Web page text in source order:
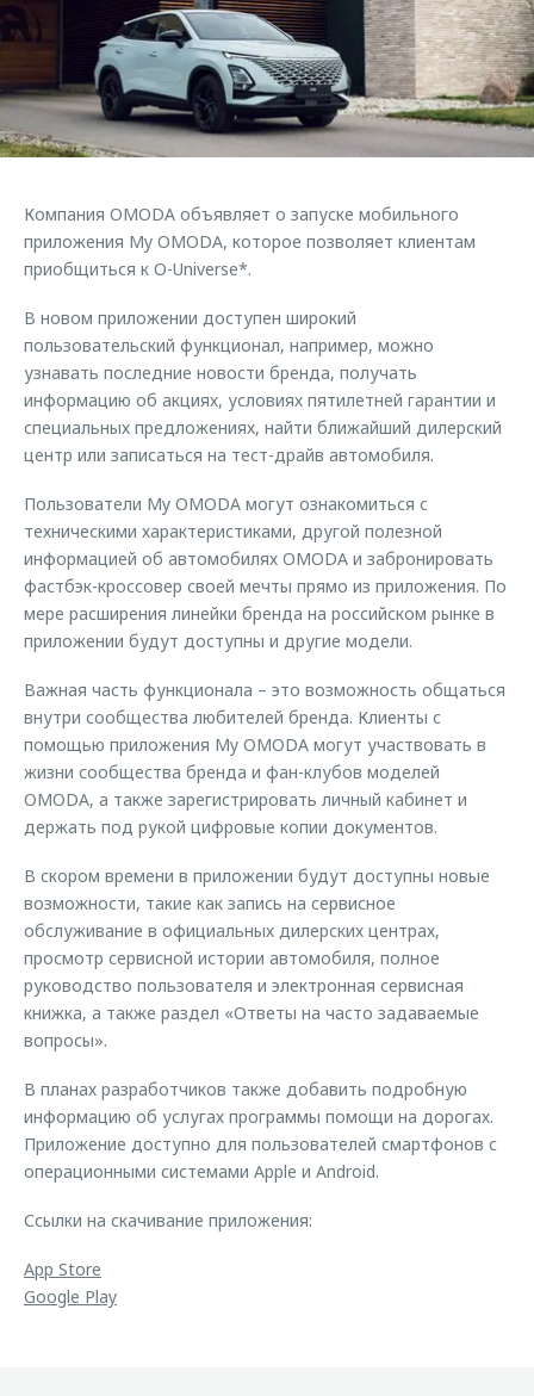
Страхование
Кредитный калькулятор
Аксессуары
Одежда и сувениры
Запчасти
Трейд-ин
Калькулятор трейд-ин
Клиентская поддержка
O&J Автоклуб
Клуб владельцев OMODA
Приложение O&J
Одежда и сувениры
Оригинальные аксессуары
Запчасти
Обратная связь
Компания OMODA объявляет о запуске мобильного
приложения My OMODA, которое позволяет клиентам
приобщиться к O-Universe*.
В новом приложении доступен широкий
пользовательский функционал, например, можно
узнавать последние новости бренда, получать
информацию об акциях, условиях пятилетней гарантии и
специальных предложениях, найти ближайший дилерский
центр или записаться на тест-драйв автомобиля.
Пользователи My OMODA могут ознакомиться с
техническими характеристиками, другой полезной
информацией об автомобилях OMODA и забронировать
фастбэк-кроссовер своей мечты прямо из приложения. По
мере расширения линейки бренда на российском рынке в
приложении будут доступны и другие модели.
Важная часть функционала – это возможность общаться
внутри сообщества любителей бренда. Клиенты с
помощью приложения My OMODA могут участвовать в
жизни сообщества бренда и фан-клубов моделей
OMODA, а также зарегистрировать личный кабинет и
держать под рукой цифровые копии документов.
В скором времени в приложении будут доступны новые
возможности, такие как запись на сервисное
обслуживание в официальных дилерских центрах,
просмотр сервисной истории автомобиля, полное
руководство пользователя и электронная сервисная
книжка, а также раздел «Ответы на часто задаваемые
вопросы».
В планах разработчиков также добавить подробную
информацию об услугах программы помощи на дорогах.
Приложение доступно для пользователей смартфонов с
операционными системами Apple и Android.
Ссылки на скачивание приложения:
App Store
Google Play